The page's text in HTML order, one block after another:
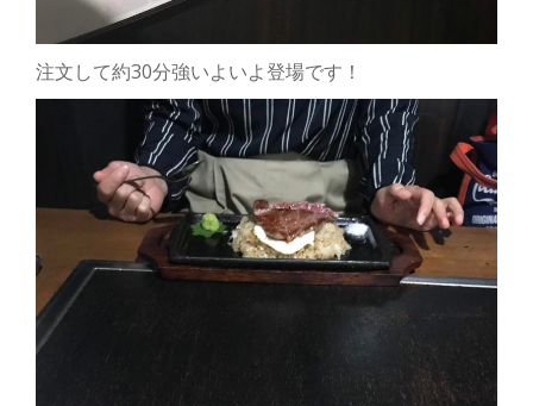
注文して約30分強いよいよ登場です！